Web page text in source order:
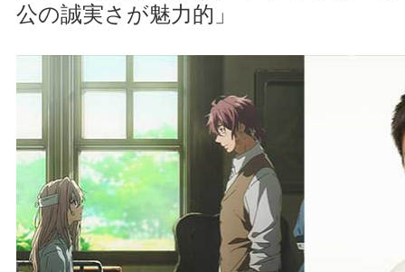
公の誠実さが魅力的」